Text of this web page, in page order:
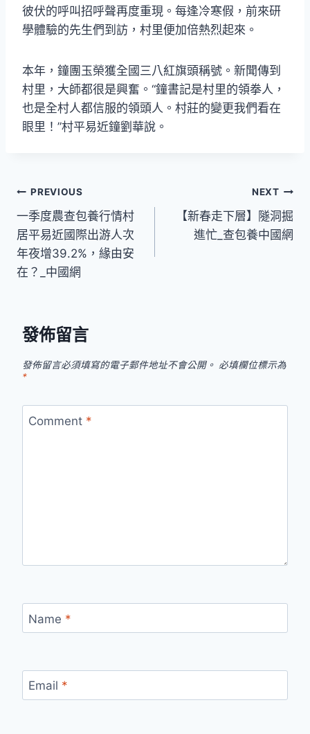
彼伏的呼叫招呼聲再度重現。每逢冷寒假，前來研
學體驗的先生們到訪，村里便加倍熱烈起來。
本年，鐘團玉榮獲全國三八紅旗頭稱號。新聞傳到
村里，大師都很是興奮。“鐘書記是村里的領拳人，
也是全村人都信服的領頭人。村莊的變更我們看在
眼里！”村平易近鐘劉華說。
文
章
導
覽
PREVIOUS
一季度農查包養行情村
居平易近國際出游人次
年夜增39.2%，緣由安
在？_中國網
NEXT
【新春走下層】隧洞掘
進忙_查包養中國網
發佈留言
發佈留言必須填寫的電子郵件地址不會公開。 必填欄位標示為
*
Comment *
Name *
Email *